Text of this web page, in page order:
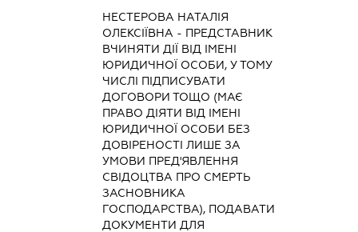
НЕСТЕРОВА НАТАЛІЯ
ОЛЕКСІЇВНА - ПРЕДСТАВНИК
ВЧИНЯТИ ДІЇ ВІД ІМЕНІ
ЮРИДИЧНОЇ ОСОБИ, У ТОМУ
ЧИСЛІ ПІДПИСУВАТИ
ДОГОВОРИ ТОЩО (МАЄ
ПРАВО ДІЯТИ ВІД ІМЕНІ
ЮРИДИЧНОЇ ОСОБИ БЕЗ
ДОВІРЕНОСТІ ЛИШЕ ЗА
УМОВИ ПРЕД'ЯВЛЕННЯ
СВІДОЦТВА ПРО СМЕРТЬ
ЗАСНОВНИКА
ГОСПОДАРСТВА), ПОДАВАТИ
ДОКУМЕНТИ ДЛЯ